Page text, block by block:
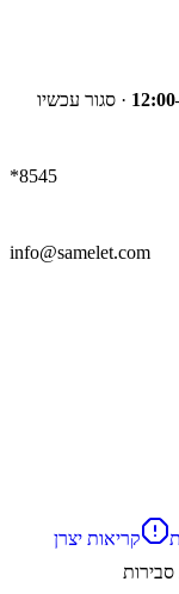
· סגור עכשיו
*8545
info@samelet.com
קריאות יצרן